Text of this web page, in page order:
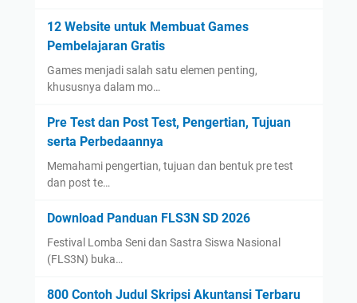
12 Website untuk Membuat Games
Pembelajaran Gratis
Games menjadi salah satu elemen penting,
khususnya dalam mo…
Pre Test dan Post Test, Pengertian, Tujuan
serta Perbedaannya
Memahami pengertian, tujuan dan bentuk pre test
dan post te…
Download Panduan FLS3N SD 2026
Festival Lomba Seni dan Sastra Siswa Nasional
(FLS3N) buka…
800 Contoh Judul Skripsi Akuntansi Terbaru